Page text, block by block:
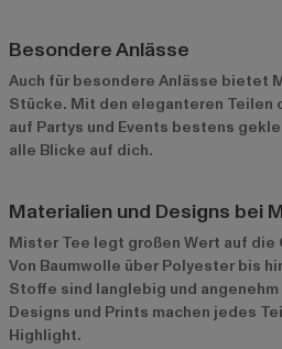
Besondere Anlässe
Auch für besondere Anlässe bietet
Stücke. Mit den eleganteren Teilen
auf Partys und Events bestens
alle Blicke auf dich.
Materialien und Designs bei
Mister Tee legt großen Wert auf
Von Baumwolle über Polyester bis
Stoffe sind langlebig und
Designs und Prints machen jedes
Highlight.